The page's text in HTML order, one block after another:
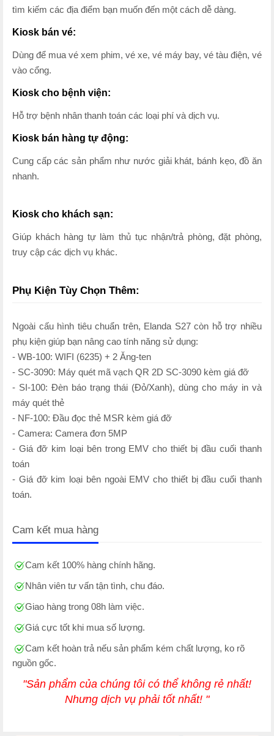
tìm kiếm các địa điểm bạn muốn đến một cách dễ dàng.
Kiosk bán vé:
Dùng để mua vé xem phim, vé xe, vé máy bay, vé tàu điện, vé
vào cổng.
Kiosk cho bệnh viện:
Hỗ trợ bệnh nhân thanh toán các loại phí và dịch vụ.
Kiosk bán hàng tự động:
Cung cấp các sản phẩm như nước giải khát, bánh kẹo, đồ ăn
nhanh.
Kiosk cho khách sạn:
Giúp khách hàng tự làm thủ tục nhận/trả phòng, đặt phòng,
truy cập các dịch vụ khác.
Phụ Kiện Tùy Chọn Thêm:
Ngoài cấu hình tiêu chuẩn trên, Elanda S27 còn hỗ trợ nhiều
phụ kiện giúp bạn nâng cao tính năng sử dụng:
- WB-100: WIFI (6235) + 2 Ăng-ten
- SC-3090: Máy quét mã vạch QR 2D SC-3090 kèm giá đỡ
- SI-100: Đèn báo trạng thái (Đỏ/Xanh), dùng cho máy in và
máy quét thẻ
- NF-100: Đầu đọc thẻ MSR kèm giá đỡ
- Camera: Camera đơn 5MP
- Giá đỡ kim loại bên trong EMV cho thiết bị đầu cuối thanh
toán
- Giá đỡ kim loại bên ngoài EMV cho thiết bị đầu cuối thanh
toán.
Cam kết mua hàng
Cam kết 100% hàng chính hãng.
Nhân viên tư vấn tận tình, chu đáo.
Giao hàng trong 08h làm việc.
Giá cực tốt khi mua số lượng.
Cam kết hoàn trả nếu sản phẩm kém chất lượng, ko rõ
nguồn gốc.
"Sản phẩm của chúng tôi có thể không rẻ nhất!
Nhưng dịch vụ phải tốt nhất! "